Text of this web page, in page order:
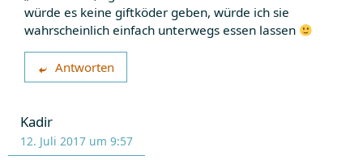
würde es keine giftköder geben, würde ich sie
wahrscheinlich einfach unterwegs essen lassen
Antworten
Kadir
12. Juli 2017 um 9:57